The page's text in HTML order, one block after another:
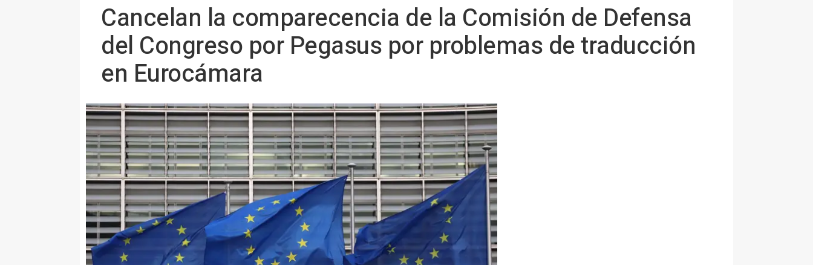
Cancelan la comparecencia de la Comisión de Defensa
del Congreso por Pegasus por problemas de traducción
en Eurocámara